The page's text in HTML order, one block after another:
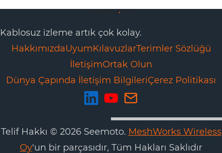
Kablosuz izleme artık çok kolay.
HakkımızdaUyumKılavuzlarTerimler Sözlüğü
İletişimOrtak Olun
Dünya Çapında İletişim BilgileriÇerez Politikası
Telif Hakkı © 2026 Seemoto. MeshWorks Wireless
Oy'un bir parçasıdır, Tüm Hakları Saklıdır